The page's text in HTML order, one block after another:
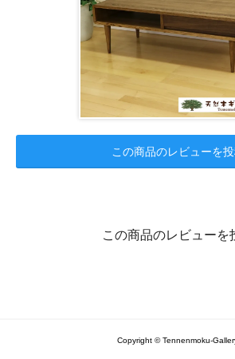
この商品のレビューを
この商品のレビューを
Copyright © Tennenmoku-